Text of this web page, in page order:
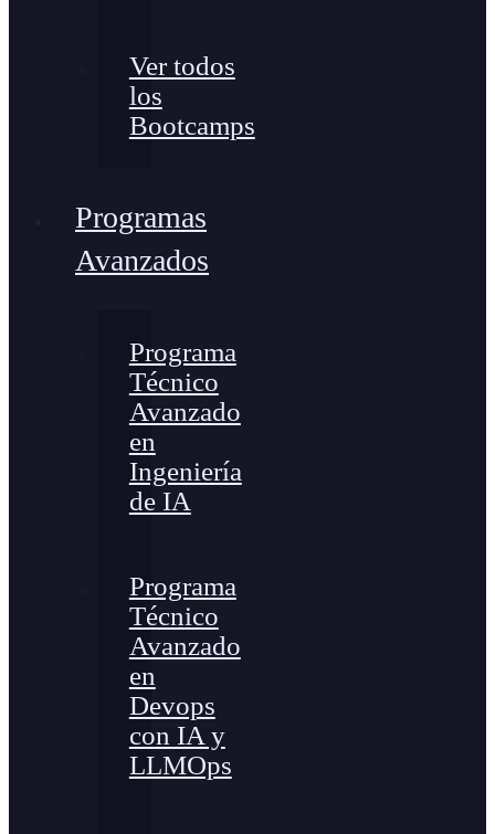
Ver todos
los
Bootcamps
Programas
Avanzados
Programa
Técnico
Avanzado
en
Ingeniería
de IA
Programa
Técnico
Avanzado
en
Devops
con IA y
LLMOps